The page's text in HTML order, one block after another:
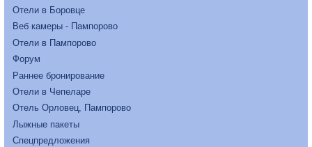
Отели в Боровце
Веб камеры - Пампорово
Отели в Пампорово
Форум
Раннее бронирование
Отели в Чепеларе
Отель Орловец, Пампорово
Лыжные пакеты
Спецпредложения